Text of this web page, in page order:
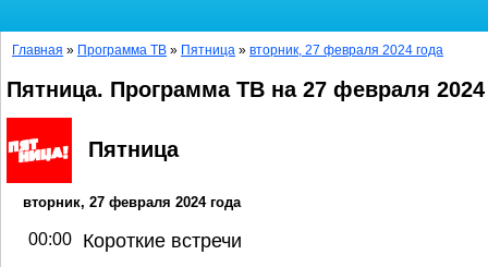
Главная » Программа ТВ » Пятница » вторник, 27 февраля 2024 года
Пятница. Программа ТВ на 27 февраля 2024
Пятница
вторник, 27 февраля 2024 года
00:00 Короткие встречи